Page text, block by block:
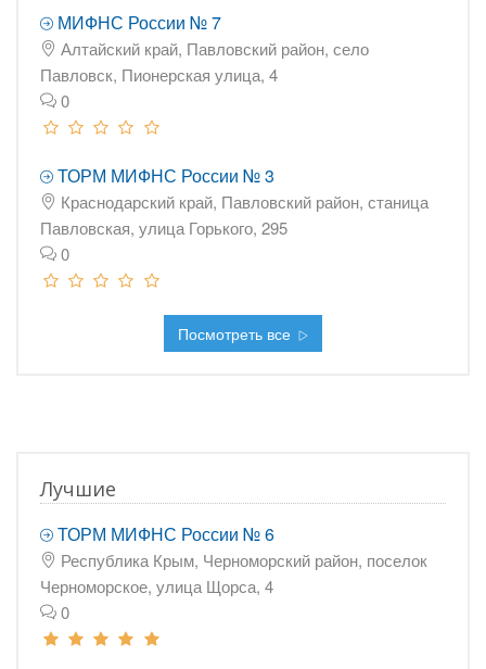
МИФНС России № 7
Алтайский край, Павловский район, село
Павловск, Пионерская улица, 4
0
ТОРМ МИФНС России № 3
Краснодарский край, Павловский район, станица
Павловская, улица Горького, 295
0
Посмотреть все
Лучшие
ТОРМ МИФНС России № 6
Республика Крым, Черноморский район, поселок
Черноморское, улица Щорса, 4
0